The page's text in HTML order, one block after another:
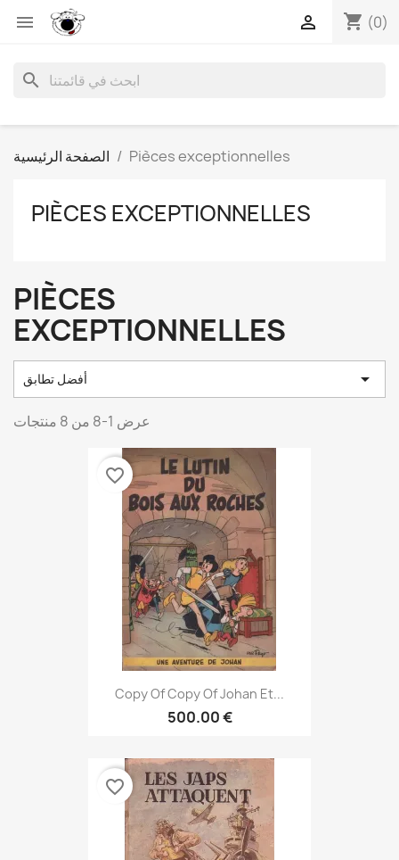
 shopping_cart (0)

search
الصفحة الرئيسية Pièces exceptionnelles
PIÈCES EXCEPTIONNELLES
PIÈCES
EXCEPTIONNELLES
أفضل تطابق 
عرض 1-8 من 8 منتجات
Copy Of Copy Of Johan Et...
500.00 €
favorite_border
favorite_border